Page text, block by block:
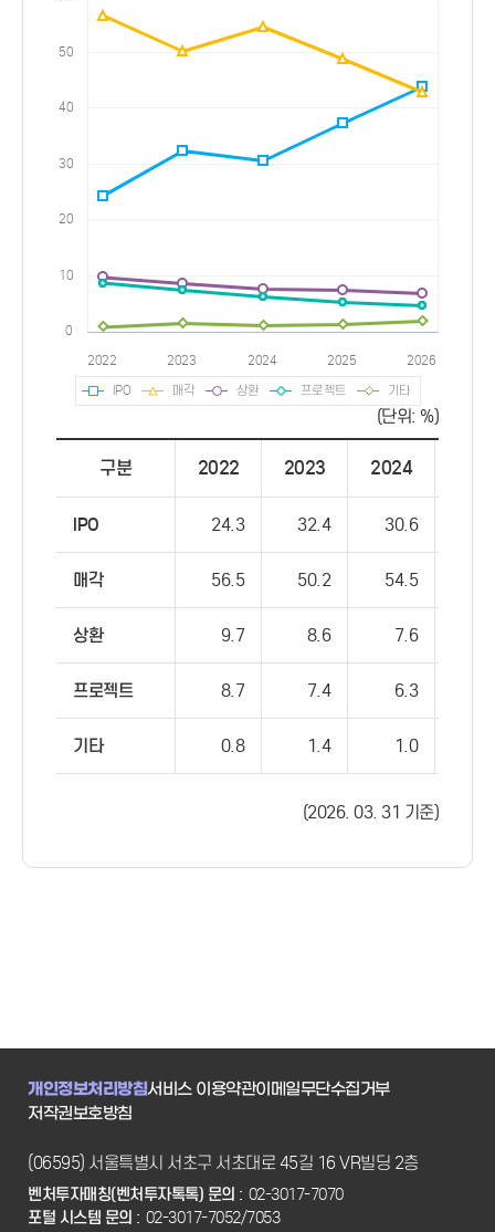
IPO 매각 상환 프로젝트 기타
(단위: %)
구분 2022 2023 2024
IPO 24.3 32.4 30.6
매각 56.5 50.2 54.5
상환 9.7 8.6 7.6
프로젝트 8.7 7.4 6.3
기타 0.8 1.4 1.0
(2026. 03. 31 기준)
개인정보처리방침서비스 이용약관이메일무단수집거부
저작권보호방침
(06595) 서울특별시 서초구 서초대로 45길 16 VR빌딩 2층
벤처투자매칭(벤처투자톡톡) 문의 : 02-3017-7070
포털 시스템 문의 : 02-3017-7052/7053